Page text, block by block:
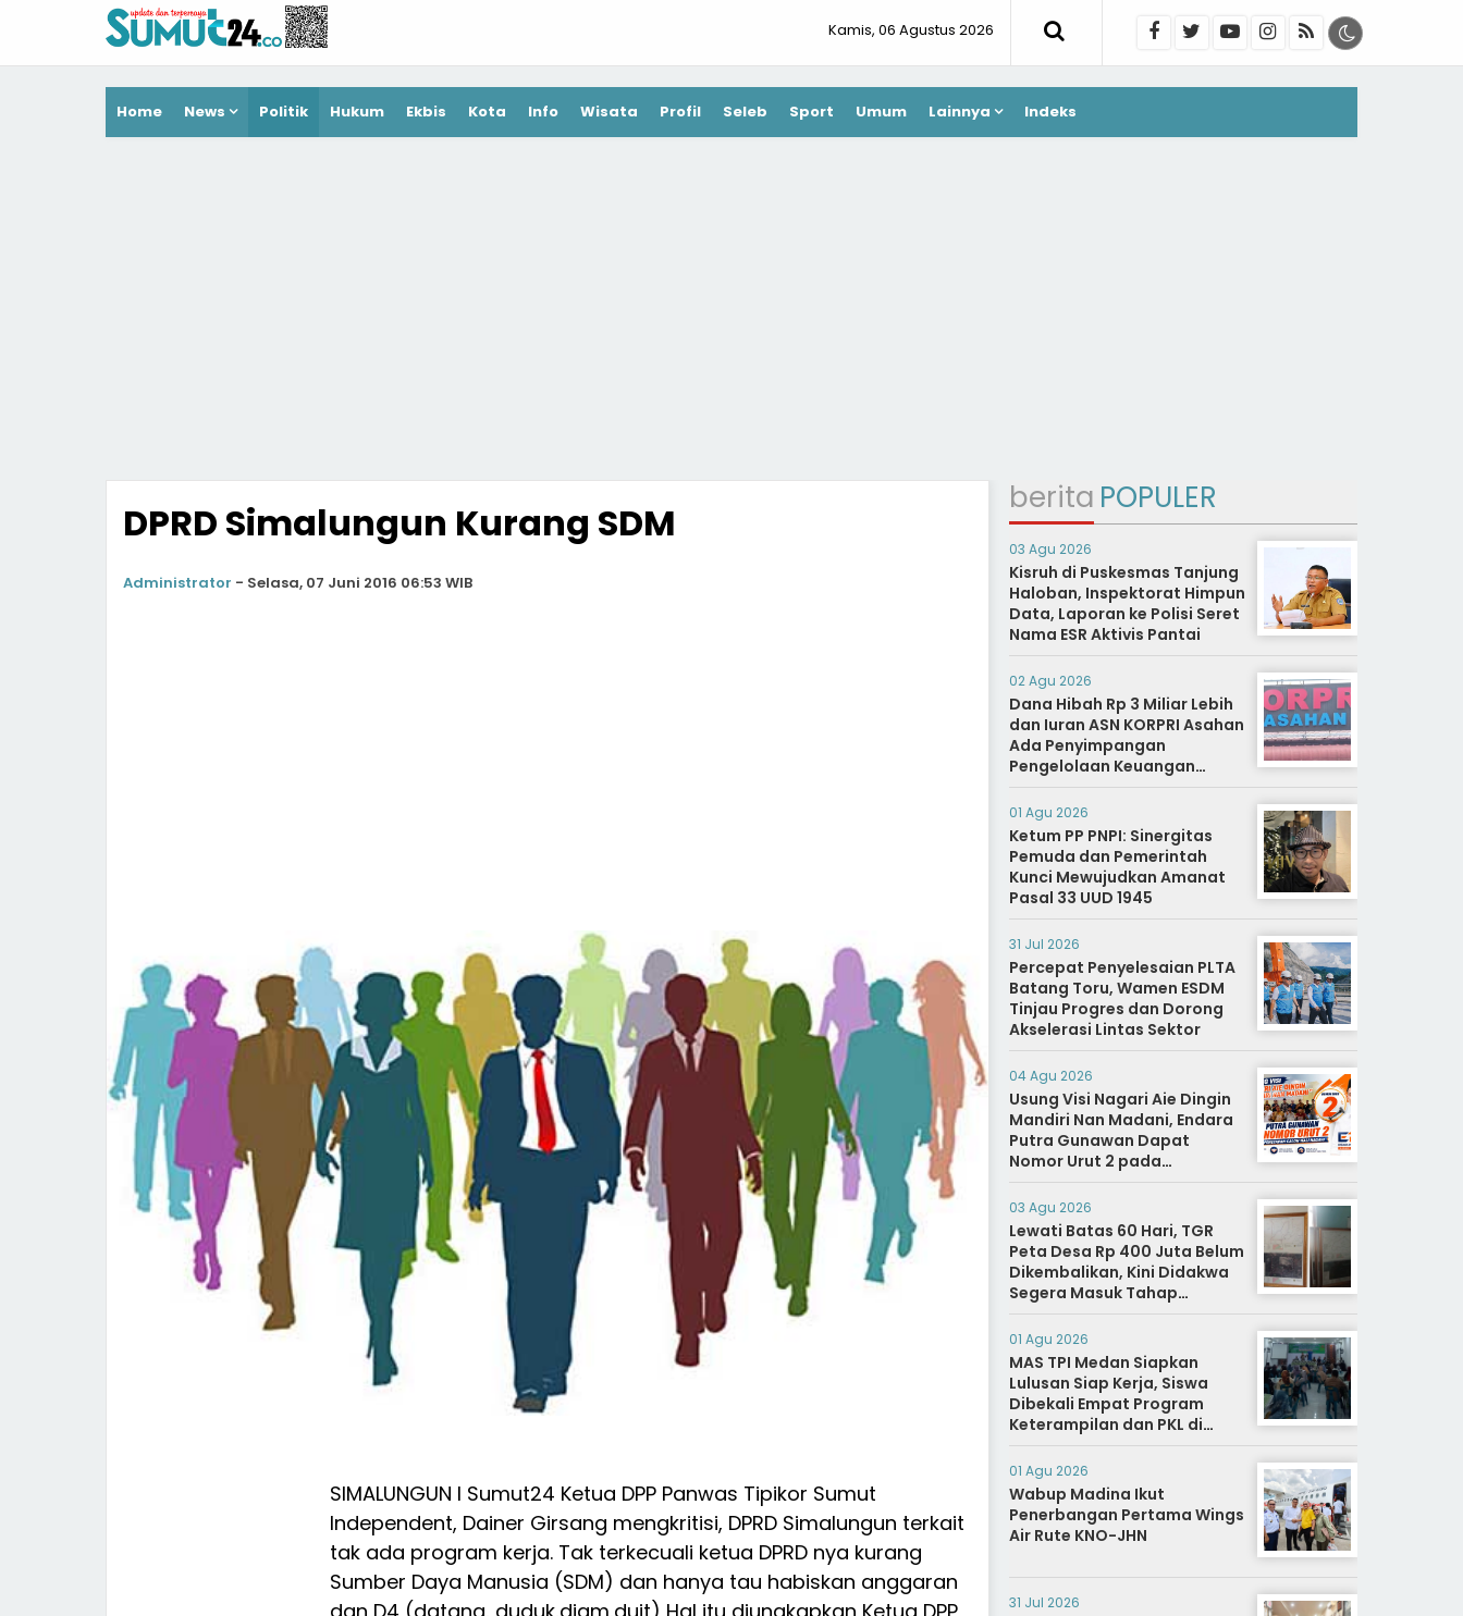
Kamis, 06 Agustus 2026
Home News Politik Hukum Ekbis Kota Info Wisata Profil Seleb Sport Umum Lainnya Indeks
DPRD Simalungun Kurang SDM
Administrator - Selasa, 07 Juni 2016 06:53 WIB
SIMALUNGUN I Sumut24 Ketua DPP Panwas Tipikor Sumut
Independent, Dainer Girsang mengkritisi, DPRD Simalungun terkait
tak ada program kerja. Tak terkecuali ketua DPRD nya kurang
Sumber Daya Manusia (SDM) dan hanya tau habiskan anggaran
berita POPULER
03 Agu 2026
Kisruh di Puskesmas Tanjung
Haloban, Inspektorat Himpun
Data, Laporan ke Polisi Seret
Nama ESR Aktivis Pantai
02 Agu 2026
Dana Hibah Rp 3 Miliar Lebih
dan Iuran ASN KORPRI Asahan
Ada Penyimpangan
Pengelolaan Keuangan
Dipertanyakan, Aparat
Diminta Segera Usut
01 Agu 2026
Ketum PP PNPI: Sinergitas
Pemuda dan Pemerintah
Kunci Mewujudkan Amanat
Pasal 33 UUD 1945
31 Jul 2026
Percepat Penyelesaian PLTA
Batang Toru, Wamen ESDM
Tinjau Progres dan Dorong
Akselerasi Lintas Sektor
04 Agu 2026
Usung Visi Nagari Aie Dingin
Mandiri Nan Madani, Endara
Putra Gunawan Dapat
Nomor Urut 2 pada
Penetapan Calon Wali
Nagari.
03 Agu 2026
Lewati Batas 60 Hari, TGR
Peta Desa Rp 400 Juta Belum
Dikembalikan, Kini Didakwa
Segera Masuk Tahap
Penyidikan
01 Agu 2026
MAS TPI Medan Siapkan
Lulusan Siap Kerja, Siswa
Dibekali Empat Program
Keterampilan dan PKL di
Dunia Industri
01 Agu 2026
Wabup Madina Ikut
Penerbangan Pertama Wings
Air Rute KNO-JHN
31 Jul 2026